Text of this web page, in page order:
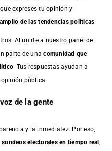
expreses tu opinión y
de las tendencias políticas.
Al unirte a nuestro panel de
parte de unacomunidad que
. Tus respuestas ayudan a
pública.
de la gente
y la inmediatez. Por eso,
sondeos electorales en tiempo real